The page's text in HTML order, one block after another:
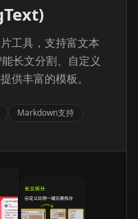
工具，支持富文本
长文分割、自定义
供丰富的模板。
Markdown支持